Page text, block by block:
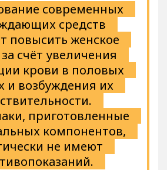
современных
средств
повысить женское
счёт увеличения
крови в половых
и возбуждения их
приготовленные
компонентов,
не имеют